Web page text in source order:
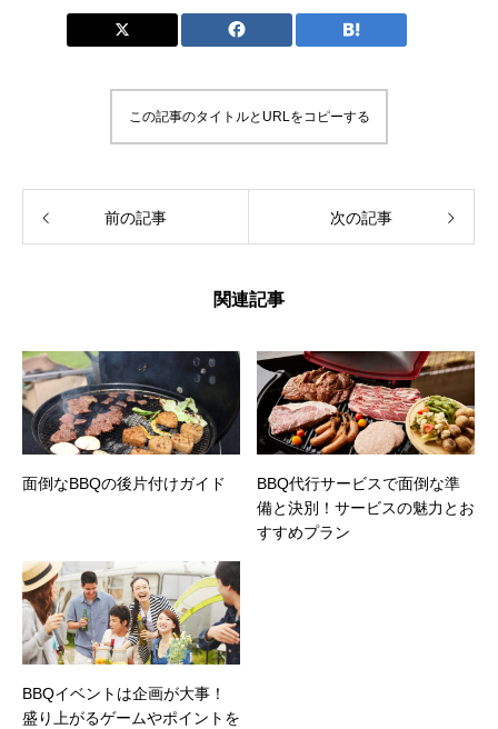
この記事のタイトルとURLをコピーする
前の記事 次の記事
関連記事
面倒なBBQの後片付けガイド
BBQ代行サービスで面倒な準
備と決別！サービスの魅力とお
すすめプラン
BBQイベントは企画が大事！
盛り上がるゲームやポイントを